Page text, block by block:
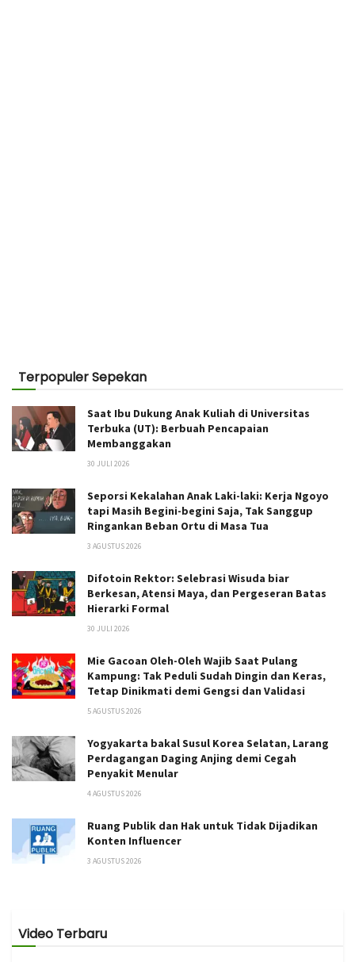
Terpopuler Sepekan
Saat Ibu Dukung Anak Kuliah di Universitas
Terbuka (UT): Berbuah Pencapaian
Membanggakan
30 JULI 2026
Seporsi Kekalahan Anak Laki-laki: Kerja Ngoyo
tapi Masih Begini-begini Saja, Tak Sanggup
Ringankan Beban Ortu di Masa Tua
3 AGUSTUS 2026
Difotoin Rektor: Selebrasi Wisuda biar
Berkesan, Atensi Maya, dan Pergeseran Batas
Hierarki Formal
30 JULI 2026
Mie Gacoan Oleh-Oleh Wajib Saat Pulang
Kampung: Tak Peduli Sudah Dingin dan Keras,
Tetap Dinikmati demi Gengsi dan Validasi
5 AGUSTUS 2026
Yogyakarta bakal Susul Korea Selatan, Larang
Perdagangan Daging Anjing demi Cegah
Penyakit Menular
4 AGUSTUS 2026
Ruang Publik dan Hak untuk Tidak Dijadikan
Konten Influencer
3 AGUSTUS 2026
Video Terbaru